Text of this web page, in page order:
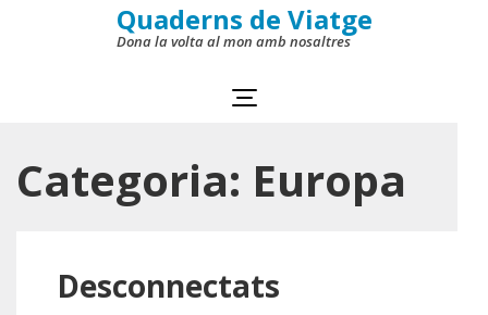
Quaderns de Viatge
Dona la volta al mon amb nosaltres
Categoria: Europa
Desconnectats